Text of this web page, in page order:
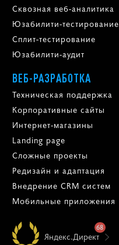
Сквозная веб-аналитика
Юзабилити-тестирование
Сплит-тестирование
Юзабилити-аудит
ВЕБ-РАЗРАБОТКА
Техническая поддержка
Корпоративные сайты
Интернет-магазины
Landing page
Сложные проекты
Редизайн и адаптация
Внедрение CRM систем
Мобильные приложения
Яндекс.Директ
68